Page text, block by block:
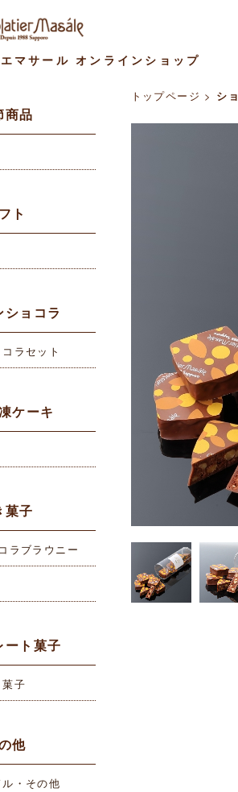
マサール オンラインショップ
商品
ト
ョコラ
ラセット
ケーキ
菓子
ラブラウニー
ート菓子
子
他
・その他
トップページ > シ